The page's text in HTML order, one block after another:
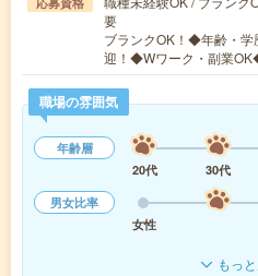
要
ブランクOK！◆年齢・学
迎！◆Wワーク・副業
職場の雰囲気
年齢層
20代
30代
男女比率
女性
もっ